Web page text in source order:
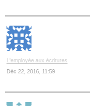
L'employée aux écritures
Déc 22, 2016, 11:59